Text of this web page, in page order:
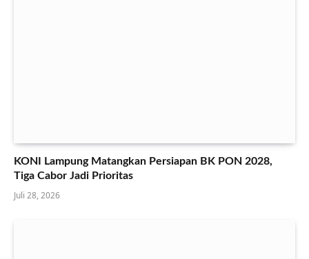
KONI Lampung Matangkan Persiapan BK PON 2028,
Tiga Cabor Jadi Prioritas
Juli 28, 2026